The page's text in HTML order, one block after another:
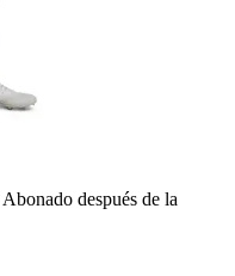
Abonado después de la